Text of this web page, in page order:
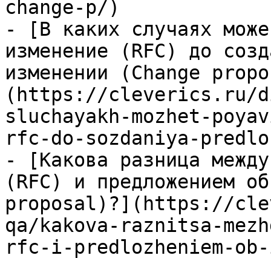
change-p/)
- [В каких случаях
изменение (RFC) до
изменении (Change
(https://cleverics.ru/
sluchayakh-mozhet-
rfc-do-sozdaniya-
- [Какова разница
(RFC) и предложением
proposal)?](https://
qa/kakova-raznitsa-
rfc-i-predlozheniem-